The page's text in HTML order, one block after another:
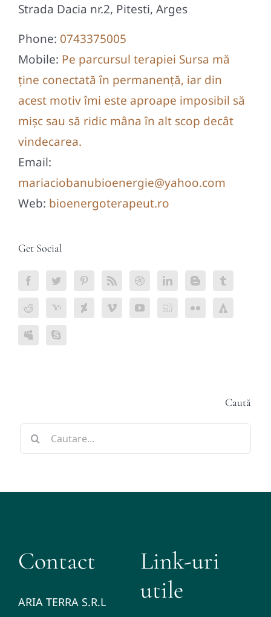
Strada Dacia nr.2, Pitesti, Arges
Phone: 0743375005
Mobile: Pe parcursul terapiei Sursa mă
ține conectată în permanență, iar din
acest motiv îmi este aproape imposibil să
mișc sau să ridic mâna în alt scop decât
vindecarea.
Email:
mariaciobanubioenergie@yahoo.com
Web: bioenergoterapeut.ro
Get Social
Caută
Cautare...
Contact
ARIA TERRA S.R.L
Link-uri
utile